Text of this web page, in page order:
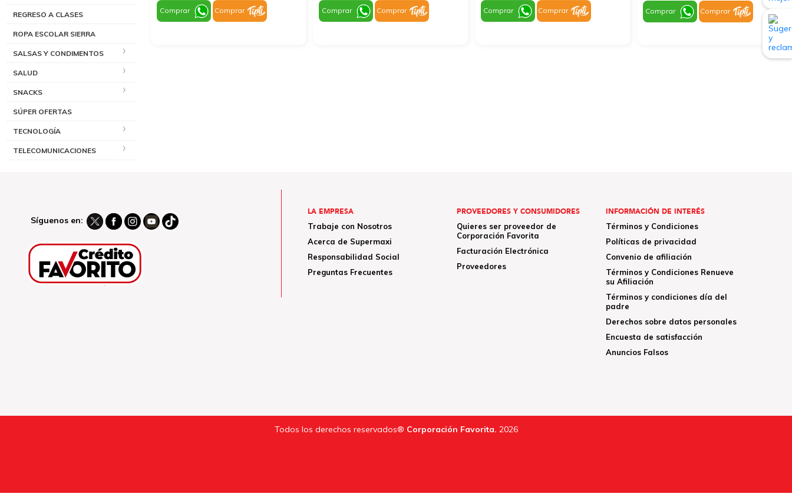
REGRESO A CLASES
ROPA ESCOLAR SIERRA
SALSAS Y CONDIMENTOS
SALUD
SNACKS
SÚPER OFERTAS
TECNOLOGÍA
TELECOMUNICACIONES
Comprar Comprar Comprar Comprar Comprar Comprar Comprar Comprar
Síguenos en:
LA EMPRESA
Trabaje con Nosotros
Acerca de Supermaxi
Responsabilidad Social
Preguntas Frecuentes
PROVEEDORES Y CONSUMIDORES
Quieres ser proveedor de
Corporación Favorita
Facturación Electrónica
Proveedores
INFORMACIÓN DE INTERÉS
Términos y Condiciones
Políticas de privacidad
Convenio de afiliación
Términos y Condiciones Renueve
su Afiliación
Términos y condiciones día del
padre
Derechos sobre datos personales
Encuesta de satisfacción
Anuncios Falsos
Todos los derechos reservados® Corporación Favorita. 2026